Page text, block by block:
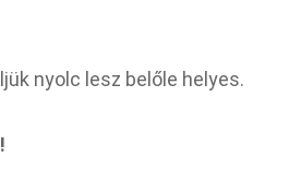
nyolc lesz belőle helyes.